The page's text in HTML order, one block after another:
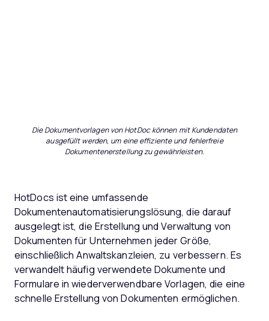
Die Dokumentvorlagen von HotDoc können mit Kundendaten
ausgefüllt werden, um eine effiziente und fehlerfreie
Dokumentenerstellung zu gewährleisten.
HotDocs ist eine umfassende
Dokumentenautomatisierungslösung, die darauf
ausgelegt ist, die Erstellung und Verwaltung von
Dokumenten für Unternehmen jeder Größe,
einschließlich Anwaltskanzleien, zu verbessern. Es
verwandelt häufig verwendete Dokumente und
Formulare in wiederverwendbare Vorlagen, die eine
schnelle Erstellung von Dokumenten ermöglichen.